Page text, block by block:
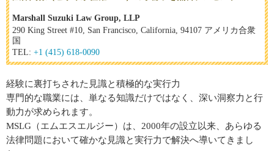
Marshall Suzuki Law Group, LLP
290 King Street #10, San Francisco, California, 94107 アメリカ合衆
国
TEL: +1 (415) 618-0090
経験に裏打ちされた見識と積極的な実行力
専門的な職業には、単なる知識だけではなく、深い洞察力と行
動力が求められます。
MSLG（エムエスエルジー）は、2000年の設立以来、あらゆる
法律問題において確かな見識と実行力で解決へ導いてきまし